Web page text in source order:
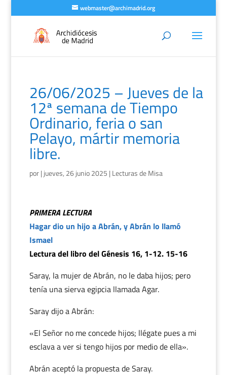
webmaster@archimadrid.org
26/06/2025 – Jueves de la
12ª semana de Tiempo
Ordinario, feria o san
Pelayo, mártir memoria
libre.
por| jueves, 26 junio 2025 | Lecturas de Misa
PRIMERA LECTURA
Hagar dio un hijo a Abrán, y Abrán lo llamó
Ismael
Lectura del libro del Génesis 16, 1-12. 15-16
Saray, la mujer de Abrán, no le daba hijos; pero
tenía una sierva egipcia llamada Agar.
Saray dijo a Abrán:
«El Señor no me concede hijos; llégate pues a mi
esclava a ver si tengo hijos por medio de ella».
Abrán aceptó la propuesta de Saray.